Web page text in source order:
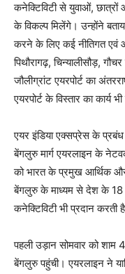
कनेक्टिविटी से युवाओं, छात्रों
के विकल्प मिलेंगे। उन्होंने
करने के लिए कई नीतिगत एवं
पिथौरागढ़, चिन्यालीसौड़,
जौलीग्रांट एयरपोर्ट का
एयरपोर्ट के विस्तार का कार्य
एयर इंडिया एक्सप्रेस के
बेंगलुरु मार्ग एयरलाइन के
को भारत के प्रमुख आर्थिक और
बेंगलुरु के माध्यम से देश के 18
कनेक्टिविटी भी प्रदान करती
पहली उड़ान सोमवार को
बेंगलुरु पहुंची। एयरलाइन ने